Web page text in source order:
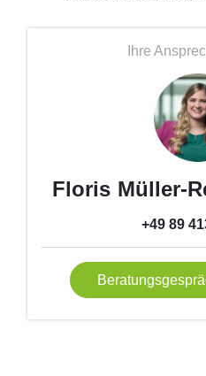
Ihre
Floris Müller-
+49 89